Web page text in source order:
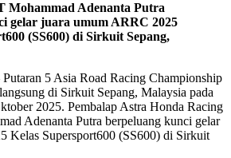
Mohammad Adenanta Putra
gelar juara umum ARRC 2025
(SS600) di Sirkuit Sepang,
Putaran 5 Asia Road Racing Championship
di Sirkuit Sepang, Malaysia pada
2025. Pembalap Astra Honda Racing
Adenanta Putra berpeluang kunci gelar
Kelas Supersport600 (SS600) di Sirkuit